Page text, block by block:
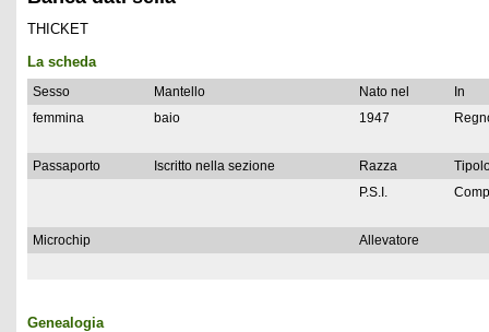
THICKET
La scheda
Sesso Mantello Nato nel
In
femmina
baio 1947
Passaporto Iscritto nella sezione Razza
P.S.I.
Microchip Allevatore
Genealogia